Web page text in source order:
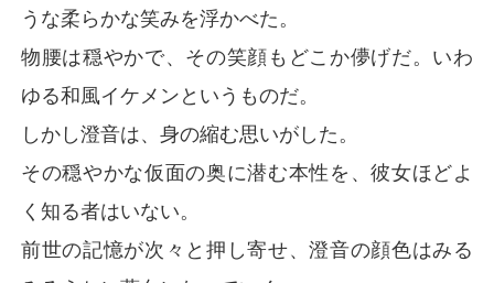
うな柔らかな笑みを浮かべた。
物腰は穏やかで、その笑顔もどこか儚げだ。いわ
ゆる和風イケメンというものだ。
しかし澄音は、身の縮む思いがした。
その穏やかな仮面の奥に潜む本性を、彼女ほどよ
く知る者はいない。
前世の記憶が次々と押し寄せ、澄音の顔色はみる